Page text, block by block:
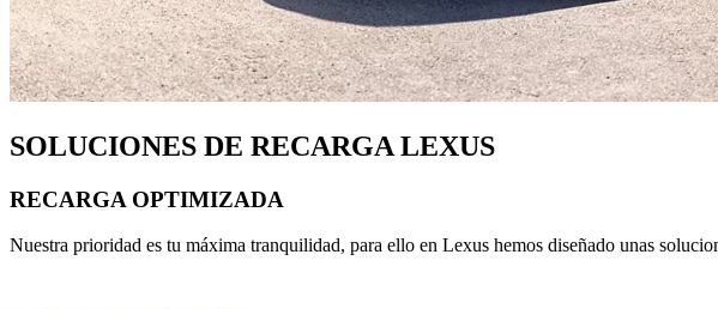
SOLUCIONES DE RECARGA LEXUS
RECARGA OPTIMIZADA
Nuestra prioridad es tu máxima tranquilidad, para ello en Lexus hemos diseñado unas